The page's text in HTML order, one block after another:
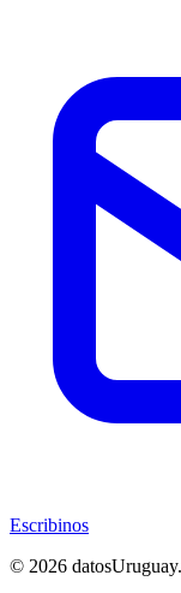
Escribinos
© 2026